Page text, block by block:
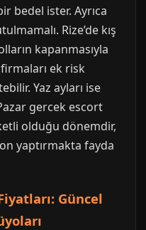
bedel ister. Ayrıca
Rize’de kış
kapanmasıyla
ek risk
Yaz ayları ise
gercek escort
olduğu dönemdir,
yaptırmakta fayda
Güncel